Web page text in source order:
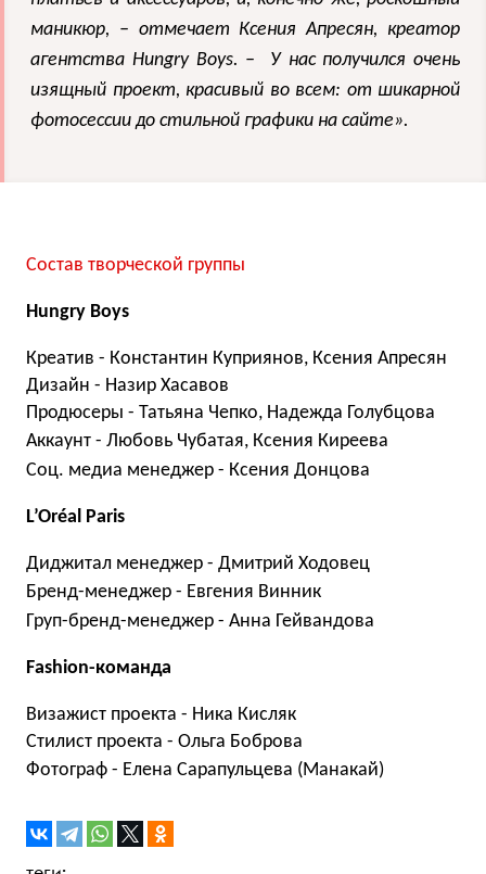
маникюр, – отмечает Ксения Апресян, креатор
агентства Hungry Boys. – У нас получился очень
изящный проект, красивый во всем: от шикарной
фотосессии до стильной графики на сайте».
Состав творческой группы
Hungry Boys
Креатив - Константин Куприянов, Ксения Апресян
Дизайн - Назир Хасавов
Продюсеры - Татьяна Чепко, Надежда Голубцова
Аккаунт - Любовь Чубатая, Ксения Киреева
Соц. медиа менеджер - Ксения Донцова
L’Oréal Paris
Диджитал менеджер - Дмитрий Ходовец
Бренд-менеджер - Евгения Винник
Груп-бренд-менеджер - Анна Гейвандова
Fashion-команда
Визажист проекта - Ника Кисляк
Стилист проекта - Ольга Боброва
Фотограф - Елена Сарапульцева (Манакай)